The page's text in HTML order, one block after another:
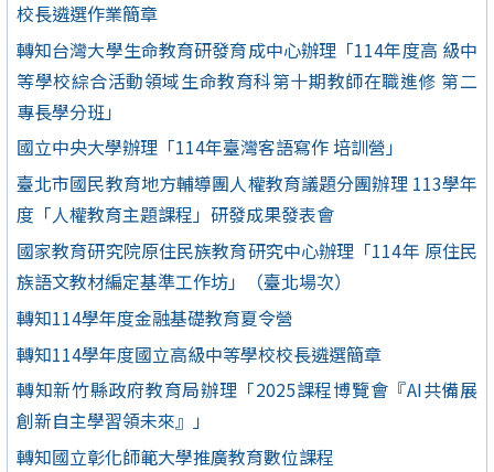
校長遴選作業簡章
轉知台灣大學生命教育研發育成中心辦理「114年度高 級中
等學校綜合活動領域生命教育科第十期教師在職進修 第二
專長學分班」
國立中央大學辦理「114年臺灣客語寫作 培訓營」
臺北市國民教育地方輔導團人權教育議題分團辦理 113學年
度「人權教育主題課程」研發成果發表會
國家教育研究院原住民族教育研究中心辦理「114年 原住民
族語文教材編定基準工作坊」（臺北場次）
轉知114學年度金融基礎教育夏令營
轉知114學年度國立高級中等學校校長遴選簡章
轉知新竹縣政府教育局辦理「2025課程博覽會『AI共備展
創新自主學習領未來』」
轉知國立彰化師範大學推廣教育數位課程